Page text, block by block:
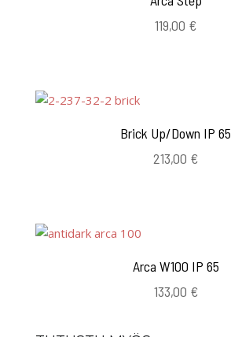
119,00 €
Brick Up/Down IP 65
213,00 €
Arca W100 IP 65
133,00 €